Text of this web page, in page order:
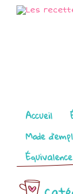
Pages
Accueil
Mode